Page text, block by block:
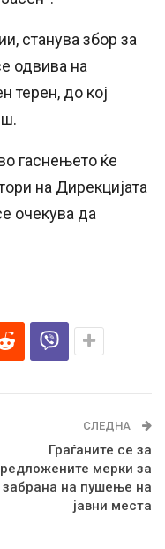
станува збор за
одвива на
терен, до кој
гаснењето ќе
на Дирекцијата
очекува да
СЛЕДНА
Граѓаните се за
мерки за
забрана на пушење на
јавни места